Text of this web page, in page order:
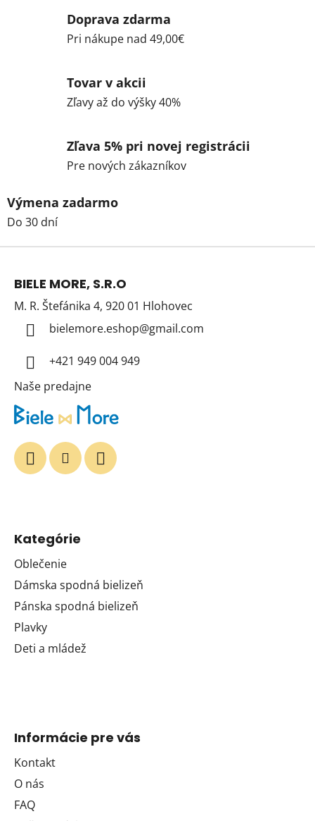
Doprava zdarma
Pri nákupe nad 49,00€
Tovar v akcii
Zľavy až do výšky 40%
Zľava 5% pri novej registrácii
Pre nových zákazníkov
Výmena zadarmo
Do 30 dní
Z
BIELE MORE, S.R.O
M. R. Štefánika 4, 920 01 Hlohovec
bielemore.eshop@gmail.com
+421 949 004 949
Naše predajne
Kategórie
Oblečenie
Dámska spodná bielizeň
Pánska spodná bielizeň
Plavky
Deti a mládež
Informácie pre vás
Kontakt
O nás
FAQ